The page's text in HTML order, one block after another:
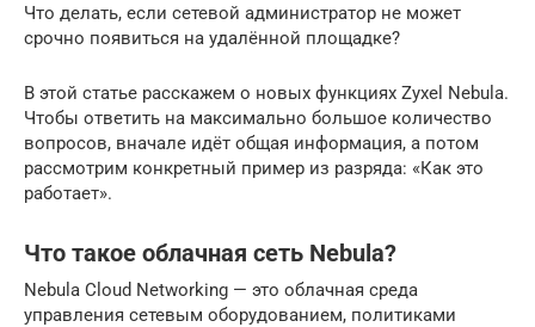
Что делать, если сетевой администратор не может
срочно появиться на удалённой площадке?
В этой статье расскажем о новых функциях Zyxel Nebula.
Чтобы ответить на максимально большое количество
вопросов, вначале идёт общая информация, а потом
рассмотрим конкретный пример из разряда: «Как это
работает».
Что такое облачная сеть Nebula?
Nebula Cloud Networking — это облачная среда
управления сетевым оборудованием, политиками